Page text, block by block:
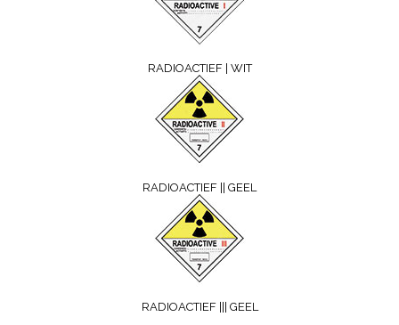
RADIOACTIEF | WIT
RADIOACTIEF || GEEL
RADIOACTIEF ||| GEEL